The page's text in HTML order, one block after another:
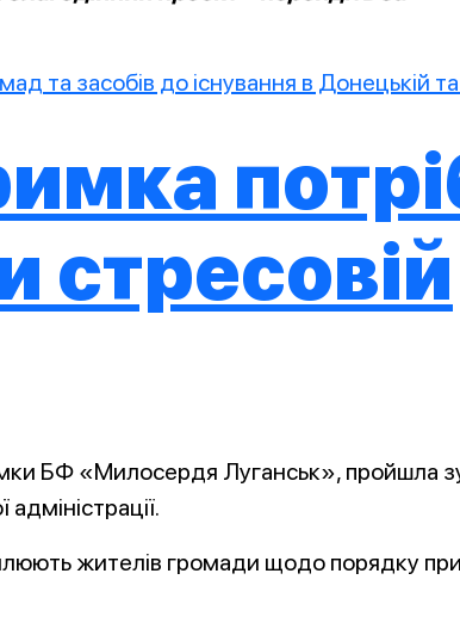
та засобів до існування в Донецькій
стресовій
БФ «Милосердя Луганськ», пройшла
жителів громади щодо порядку